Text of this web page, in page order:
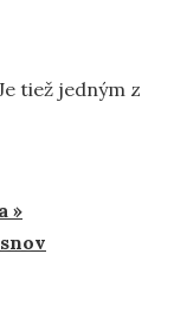
tiež jedným z
»